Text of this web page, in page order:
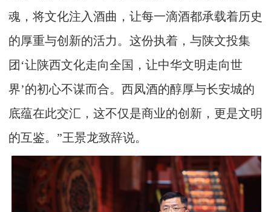
魂，将文化注入酒曲，让每一滴酒都承载着历史
的厚重与创新的活力。这份执着，与陕文投集
团‘让陕西文化走向全国，让中华文明走向世
界’的初心不谋而合。西凤酒的醇厚与长安城的
底蕴在此交汇，这不仅是商业的创新，更是文明
的互鉴。”王景龙致辞说。